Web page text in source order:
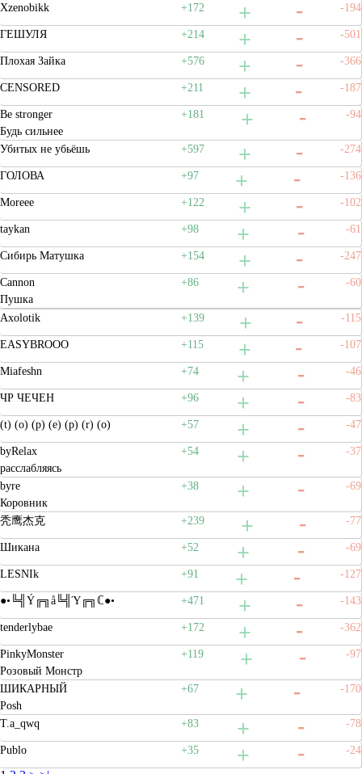
Xzenobikk +172 -194
ГЕШУЛЯ +214 -501
Плохая Зайка +576 -366
CENSORED +211 -187
Be stronger
Будь сильнее
+181 -94
Убитых не убьёшь +597 -274
ГОЛОВА +97 -136
Moreee +122 -102
taykan +98 -61
Сибирь Матушка +154 -247
Cannon
Пушка
+86 -60
Axolotik +139 -115
EASYBROOO +115 -107
Miafeshn +74 -46
ЧР ЧЕЧЕН +96 -83
(t) (o) (p) (e) (p) (r) (o) +57 -47
byRelax
расслабляясь
+54 -37
byre
Коровник
+38 -69
秃鹰杰克 +239 -77
Шикана +52 -69
LESNIk +91 -127
●•╚╣Ý╔╗å╚╣Ύ╔╗ℂ●• +471 -143
tenderlybae +172 -362
PinkyMonster
Розовый Монстр
+119 -97
ШИКАРНЫЙ
Posh
+67 -170
T.a_qwq +83 -78
Publo +35 -24